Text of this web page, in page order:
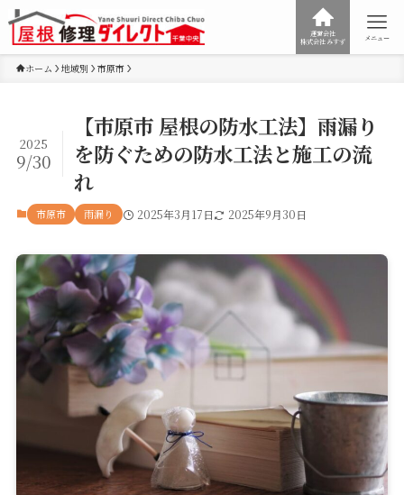
運営会社
株式会社みすず
メニュー
ホーム 地域別 市原市
【市原市 屋根の防水工法】雨漏り
を防ぐための防水工法と施工の流
れ
2025
9/30
市原市 雨漏り 2025年3月17日 2025年9月30日